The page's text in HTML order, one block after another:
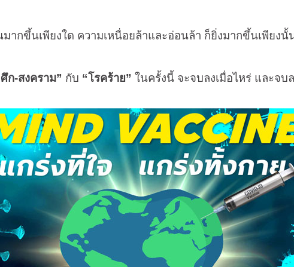
ากขึ้นเพียงใด ความเหนื่อยล้าและอ่อนล้า ก็ยิ่งมากขึ้นเพียงนั้
ก-สงคราม” กับ “โรคร้าย” ในครั้งนี้ จะจบลงเมื่อไหร่ และจบ